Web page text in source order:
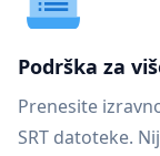
Podrška za
Prenesite izravno
SRT datoteke.